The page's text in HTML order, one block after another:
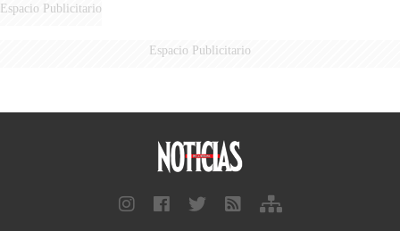
Espacio Publicitario
Espacio Publicitario